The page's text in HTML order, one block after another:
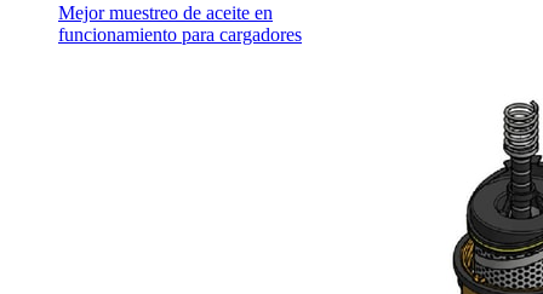
Mejor muestreo de aceite en
funcionamiento para cargadores